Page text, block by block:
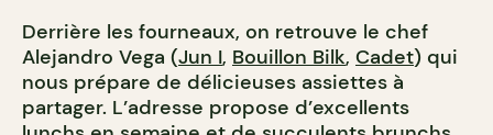
Derrière les fourneaux, on retrouve le chef
Alejandro Vega (Jun I, Bouillon Bilk, Cadet) qui
nous prépare de délicieuses assiettes à
partager. L’adresse propose d’excellents